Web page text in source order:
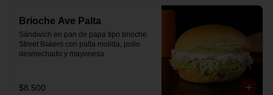
Brioche Ave Palta
Sándwich en pan de papa tipo brioche
Street Bakers con palta molida, pollo
desmechado y mayonesa.
$8.500